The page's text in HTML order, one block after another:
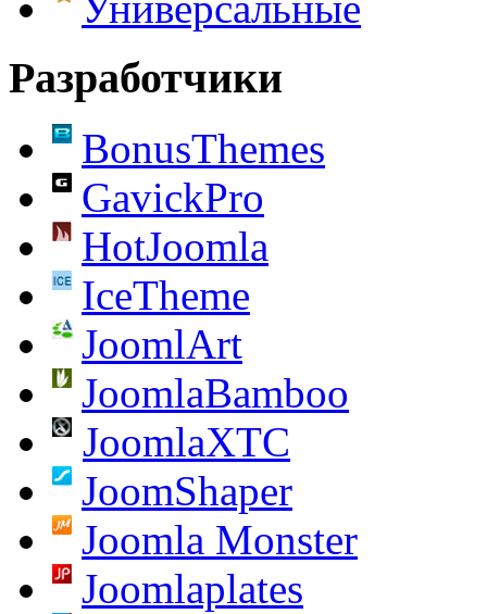
Разработчики
BonusThemes
GavickPro
HotJoomla
IceTheme
JoomlArt
JoomlaBamboo
JoomlaXTC
JoomShaper
Joomla Monster
Joomlaplates